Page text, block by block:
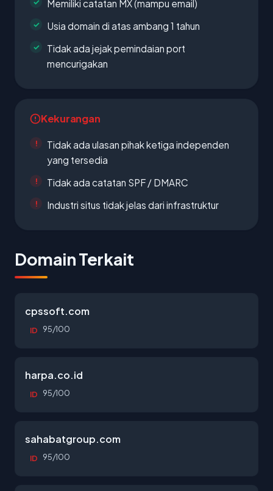
Memiliki catatan MX (mampu email)
Usia domain di atas ambang 1 tahun
Tidak ada jejak pemindaian port
mencurigakan
Kekurangan
Tidak ada ulasan pihak ketiga independen
yang tersedia
Tidak ada catatan SPF / DMARC
Industri situs tidak jelas dari infrastruktur
Domain Terkait
cpssoft.com
ID 95/100
harpa.co.id
ID 95/100
sahabatgroup.com
ID 95/100